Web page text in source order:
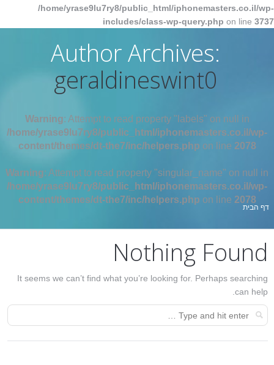
/home/yrase9lu7ry8/public_html/iphonemasters.co.il/wp-
includes/class-wp-query.php on line 3737
Author Archives:
geraldineswint0
Warning: Attempt to read property "labels" on null in
/home/yrase9lu7ry8/public_html/iphonemasters.co.il/wp-
content/themes/dt-the7/inc/helpers.php on line 2078
Warning: Attempt to read property "singular_name" on null in
/home/yrase9lu7ry8/public_html/iphonemasters.co.il/wp-
content/themes/dt-the7/inc/helpers.php on line 2078
אתה כאן:
דף הבית
Nothing Found
It seems we can’t find what you’re looking for. Perhaps searching
can help.